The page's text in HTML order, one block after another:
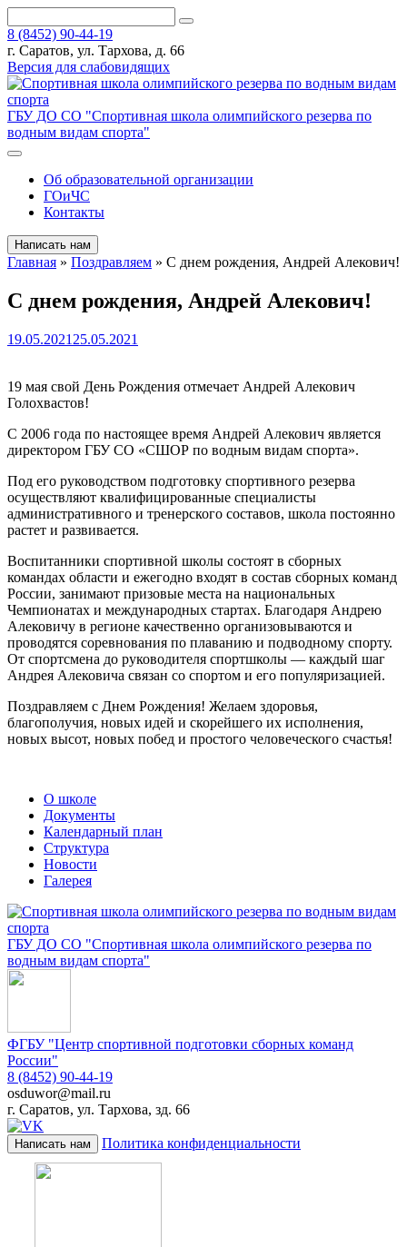
8 (8452) 90-44-19
г. Саратов, ул. Тархова, д. 66
Версия для слабовидящих
ГБУ ДО СО "Спортивная школа олимпийского резерва по
водным видам спорта"
Об образовательной организации
ГОиЧС
Контакты
Написать нам
Главная » Поздравляем » С днем рождения, Андрей Алекович!
С днем рождения, Андрей Алекович!
19.05.2021 25.05.2021
19 мая свой День Рождения отмечает Андрей Алекович
Голохвастов!
С 2006 года по настоящее время Андрей Алекович является
директором ГБУ СО «СШОР по водным видам спорта».
Под его руководством подготовку спортивного резерва
осуществляют квалифицированные специалисты
административного и тренерского составов, школа постоянно
растет и развивается.
Воспитанники спортивной школы состоят в сборных
командах области и ежегодно входят в состав сборных команд
России, занимают призовые места на национальных
Чемпионатах и международных стартах. Благодаря Андрею
Алековичу в регионе качественно организовываются и
проводятся соревнования по плаванию и подводному спорту.
От спортсмена до руководителя спортшколы — каждый шаг
Андрея Алековича связан со спортом и его популяризацией.
Поздравляем с Днем Рождения! Желаем здоровья,
благополучия, новых идей и скорейшего их исполнения,
новых высот, новых побед и простого человеческого счастья!
О школе
Документы
Календарный план
Структура
Новости
Галерея
ГБУ ДО СО "Спортивная школа олимпийского резерва по
водным видам спорта"
ФГБУ "Центр спортивной подготовки сборных команд
России"
8 (8452) 90-44-19
osduwor@mail.ru
г. Саратов, ул. Тархова, зд. 66
Написать нам Политика конфиденциальности